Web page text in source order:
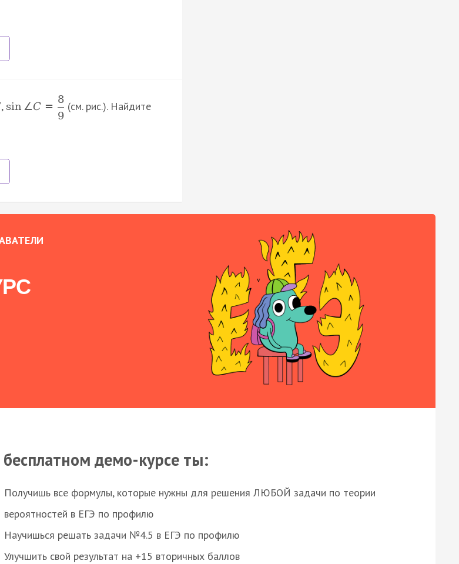
, sin ∠C =
8
9
(см. рис.). Найдите
демо-курсе ты:
Получишь все формулы, которые нужны для решения ЛЮБОЙ задачи по теории
вероятностей в ЕГЭ по профилю
Научишься решать задачи №4.5 в ЕГЭ по профилю
Улучшить свой результат на +15 вторичных баллов